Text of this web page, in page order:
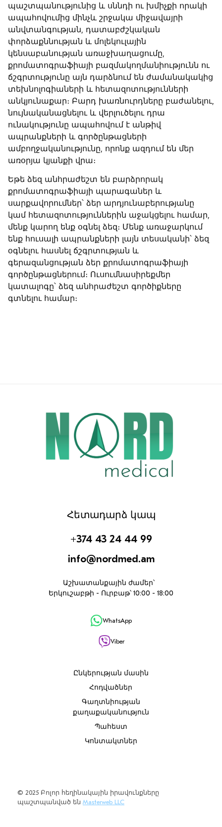
պաշտպանությունից և սննդի ու խմիչքի որակի
ապահովումից մինչև շրջակա միջավայրի
անվտանգության, դատաբժշկական
փորձաքննության և մոլեկուլային
կենսաբանության առաջխաղացումը,
քրոմատոգրաֆիայի բազմակողմանիությունն ու
ճշգրտությունը այն դարձնում են ժամանակակից
տեխնոլոգիաների և հետազոտությունների
անկյունաքար։ Բարդ խառնուրդները բաժանելու,
նույնականացնելու և վերլուծելու դրա
ունակությունը ապահովում է անթիվ
ապրանքների և գործընթացների
ամբողջականությունը, որոնք ազդում են մեր
առօրյա կյանքի վրա։
Եթե ձեզ անհրաժեշտ են բարձրորակ
քրոմատոգրաֆիայի պարագաներ և
սարքավորումներ՝ ձեր արդյունաբերությանը
կամ հետազոտություններին աջակցելու համար,
մենք կարող ենք օգնել ձեզ։ Մենք առաջարկում
ենք հուսալի ապրանքների լայն տեսականի՝ ձեզ
օգնելու հասնել ճշգրտության և
գերազանցության ձեր քրոմատոգրաֆիայի
գործընթացներում։ Ուսումնասիրեքմեր
կատալոգը՝ ձեզ անհրաժեշտ գործիքները
գտնելու համար։
Հետադարձ կապ
+374 43 24 44 99
info@nordmed.am
Աշխատանքային ժամեր՝
Երկուշաբթի - Ուրբաթ՝ 10:00 - 18:00
WhatsApp
Viber
Ընկերության մասին
Հոդվածներ
Գաղտնիության
քաղաքականություն
Պահեստ
Կոնտակտներ
© 2025 Բոլոր հեղինակային իրավունքները
պաշտպանված են Masterweb LLC